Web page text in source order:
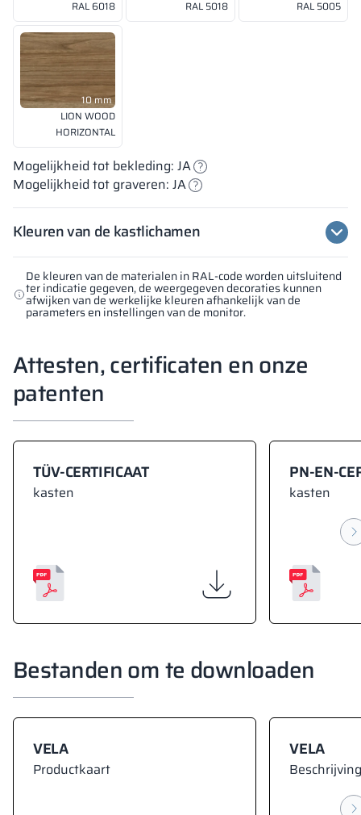
De kleuren van de materialen in RAL-code worden uitsluitend
ter indicatie gegeven, de weergegeven decoraties kunnen
afwijken van de werkelijke kleuren afhankelijk van de
parameters en instellingen van de monitor.
RAL 6018 RAL 5018 RAL 5005
10 mm
LION WOOD
HORIZONTAL
Mogelijkheid tot bekleding: JA
Mogelijkheid tot graveren: JA
Kleuren van de kastlichamen
Attesten, certificaten en onze
patenten
TÜV-CERTIFICAAT
kasten
PN-EN-
kasten
Bestanden om te downloaden
VELA
Productkaart
VELA